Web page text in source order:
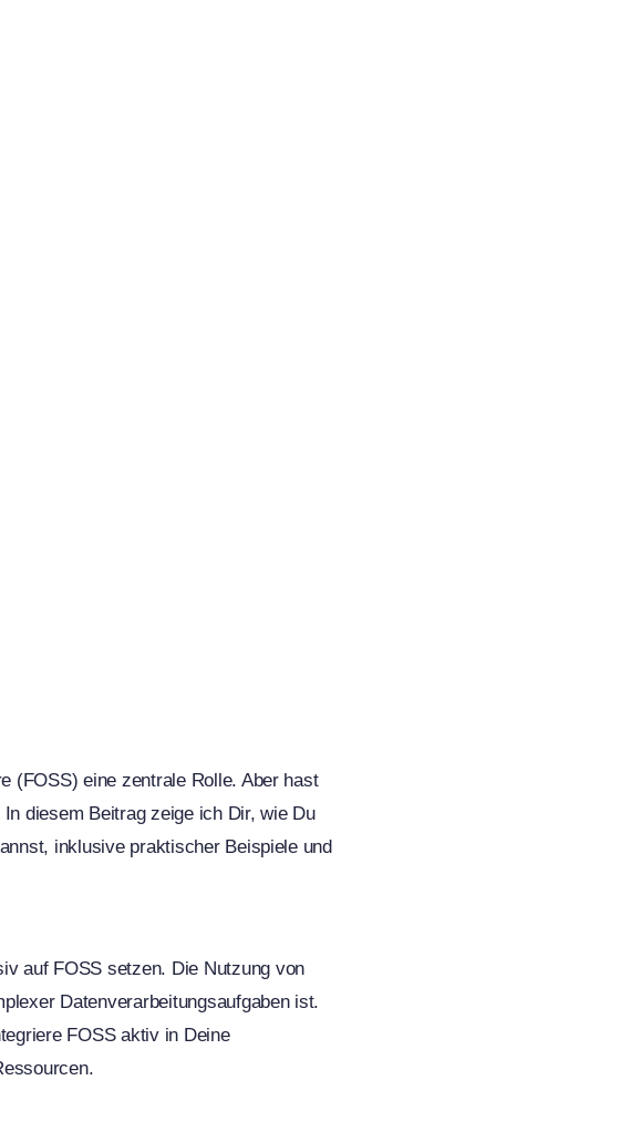
(FOSS) eine zentrale Rolle. Aber hast
diesem Beitrag zeige ich Dir, wie Du
inklusive praktischer Beispiele und
auf FOSS setzen. Die Nutzung von
Datenverarbeitungsaufgaben ist.
FOSS aktiv in Deine